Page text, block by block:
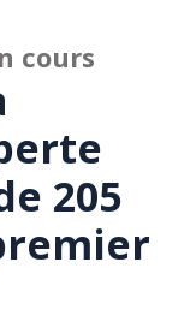
cours
205